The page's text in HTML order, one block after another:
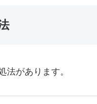
法があります。